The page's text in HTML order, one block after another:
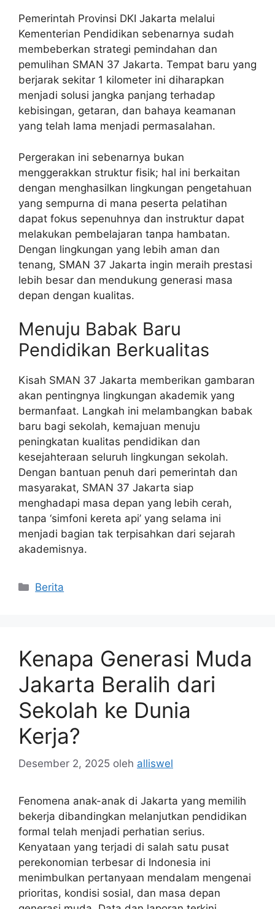
Pemerintah Provinsi DKI Jakarta melalui
Kementerian Pendidikan sebenarnya sudah
membeberkan strategi pemindahan dan
pemulihan SMAN 37 Jakarta. Tempat baru yang
berjarak sekitar 1 kilometer ini diharapkan
menjadi solusi jangka panjang terhadap
kebisingan, getaran, dan bahaya keamanan
yang telah lama menjadi permasalahan.
Pergerakan ini sebenarnya bukan
menggerakkan struktur fisik; hal ini berkaitan
dengan menghasilkan lingkungan pengetahuan
yang sempurna di mana peserta pelatihan
dapat fokus sepenuhnya dan instruktur dapat
melakukan pembelajaran tanpa hambatan.
Dengan lingkungan yang lebih aman dan
tenang, SMAN 37 Jakarta ingin meraih prestasi
lebih besar dan mendukung generasi masa
depan dengan kualitas.
Menuju Babak Baru
Pendidikan Berkualitas
Kisah SMAN 37 Jakarta memberikan gambaran
akan pentingnya lingkungan akademik yang
bermanfaat. Langkah ini melambangkan babak
baru bagi sekolah, kemajuan menuju
peningkatan kualitas pendidikan dan
kesejahteraan seluruh lingkungan sekolah.
Dengan bantuan penuh dari pemerintah dan
masyarakat, SMAN 37 Jakarta siap
menghadapi masa depan yang lebih cerah,
tanpa ‘simfoni kereta api’ yang selama ini
menjadi bagian tak terpisahkan dari sejarah
akademisnya.
Kategori
Berita
Kenapa Generasi Muda
Jakarta Beralih dari
Sekolah ke Dunia
Kerja?
Desember 2, 2025 oleh alliswel
Fenomena anak-anak di Jakarta yang memilih
bekerja dibandingkan melanjutkan pendidikan
formal telah menjadi perhatian serius.
Kenyataan yang terjadi di salah satu pusat
perekonomian terbesar di Indonesia ini
menimbulkan pertanyaan mendalam mengenai
prioritas, kondisi sosial, dan masa depan